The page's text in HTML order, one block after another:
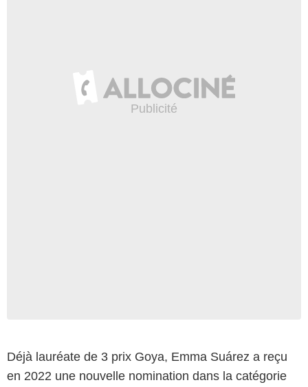
Déjà lauréate de 3 prix Goya, Emma Suárez a reçu
en 2022 une nouvelle nomination dans la catégorie